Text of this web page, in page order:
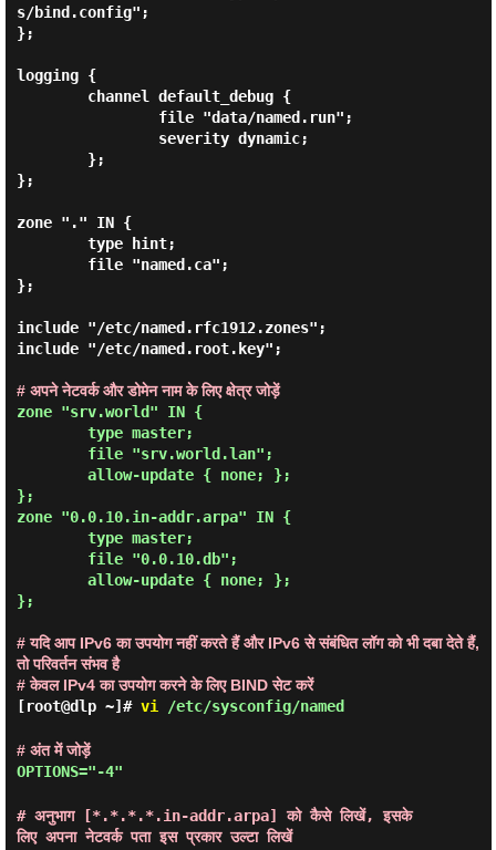
s/bind.config";
};
logging {
};
zone "." IN {
};
include "/etc/named.rfc1912.zones";
include "/etc/named.root.key";
# अपने नेटवर्क और डोमेन नाम के लिए क्षेत्र जोड़ें
zone "srv.world" IN {
};
zone "0.0.10.in-addr.arpa" IN {
};
# यदि आप IPv6 का उपयोग नहीं करते हैं और IPv6 से संबंधित लॉग को भी दबा देते हैं,
तो परिवर्तन संभव है
# केवल IPv4 का उपयोग करने के लिए BIND सेट करें
[root@dlp ~]# vi /etc/sysconfig/named
# अंत में जोड़ें
OPTIONS="-4"
# अनुभाग [*.*.*.*.in-addr.arpa] को कैसे लिखें, इसके
लिए अपना नेटवर्क पता इस प्रकार उल्टा लिखें